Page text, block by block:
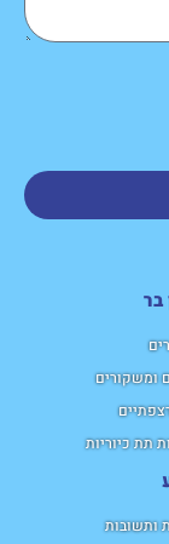
בר​
ומשקורים
תת כיוריות
ותשובות